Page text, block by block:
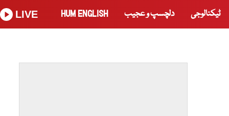
ٹیکنالوجی دلچسپ و عجیب HUM ENGLISH
LIVE